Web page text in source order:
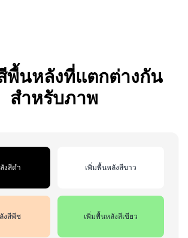
พื้นหลังที่แตกต่างกัน
สำหรับภาพ
งสีดำ เพิ่มพื้นหลังสีขาว
งสีพีช เพิ่มพื้นหลังสีเขียว